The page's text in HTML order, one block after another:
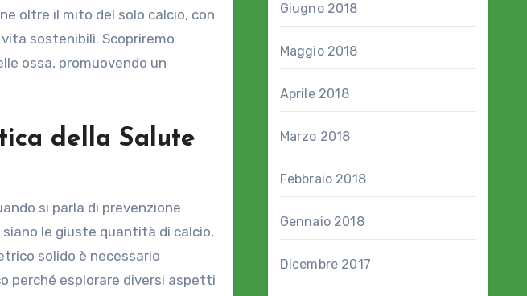
oltre il mito del solo calcio, con
sostenibili. Scopriremo
ossa, promuovendo un
della Salute
si parla di prevenzione
le giuste quantità di calcio,
solido è necessario
perché esplorare diversi aspetti
Giugno 2018
Maggio 2018
Aprile 2018
Marzo 2018
Febbraio 2018
Gennaio 2018
Dicembre 2017